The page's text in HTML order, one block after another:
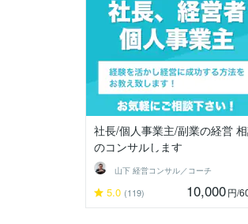
社長/個人事業主/副業の経営
のコンサルします
山下 経営コンサル／コーチ
5.0 (119) 10,000円/